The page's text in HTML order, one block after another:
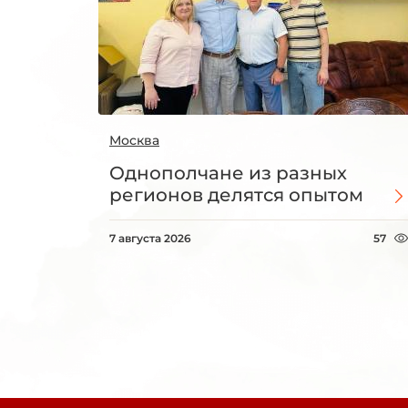
Москва
Однополчане из разных
регионов делятся опытом
7 августа 2026 57